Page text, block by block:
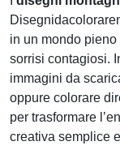
in un mondo
sorrisi contagiosi.
immagini da
oppure colorare
per trasformare
creativa semplice